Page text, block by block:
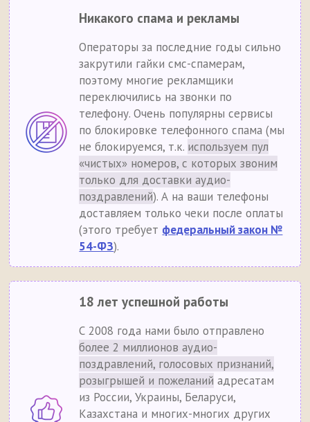
Никакого спама и рекламы
Операторы за последние годы сильно
закрутили гайки смс-спамерам,
поэтому многие рекламщики
переключились на звонки по
телефону. Очень популярны сервисы
по блокировке телефонного спама (мы
не блокируемся, т.к. используем пул
«чистых» номеров, с которых звоним
только для доставки аудио-
поздравлений). А на ваши телефоны
доставляем только чеки после оплаты
(этого требует федеральный закон №
54-ФЗ).
18 лет успешной работы
С 2008 года нами было отправлено
более 2 миллионов аудио-
поздравлений, голосовых признаний,
розыгрышей и пожеланий адресатам
из России, Украины, Беларуси,
Казахстана и многих-многих других